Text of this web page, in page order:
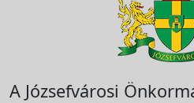
A Józsefvárosi